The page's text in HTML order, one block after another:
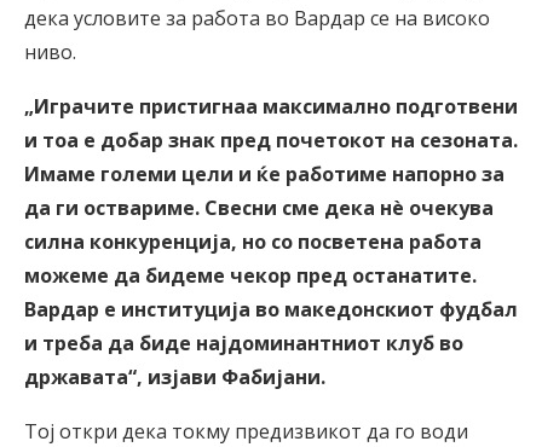
дека условите за работа во Вардар се на високо
ниво.
„Играчите пристигнаа максимално подготвени
и тоа е добар знак пред почетокот на сезоната.
Имаме големи цели и ќе работиме напорно за
да ги оствариме. Свесни сме дека нè очекува
силна конкуренција, но со посветена работа
можеме да бидеме чекор пред останатите.
Вардар е институција во македонскиот фудбал
и треба да биде најдоминантниот клуб во
државата“, изјави Фабијани.
Тој откри дека токму предизвикот да го води